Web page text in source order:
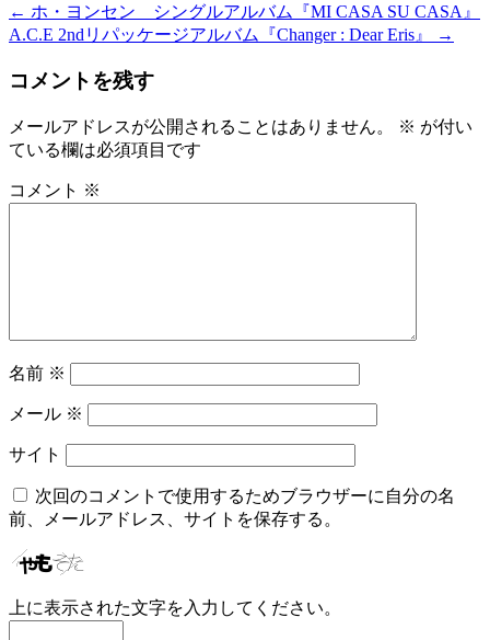
投
稿
ナ
ビ
ゲ
ー
← ホ・ヨンセン シングルアルバム『MI CASA SU CASA』
A.C.E 2ndリパッケージアルバム『Changer : Dear Eris』
→
コメントを残す
メールアドレスが公開されることはありません。 ※ が付い
ている欄は必須項目です
コメント ※
名前 ※
メール ※
サイト
次回のコメントで使用するためブラウザーに自分の名
前、メールアドレス、サイトを保存する。
上に表示された文字を入力してください。